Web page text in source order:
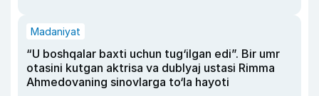
Madaniyat
“U boshqalar baxti uchun tug‘ilgan edi”. Bir umr
otasini kutgan aktrisa va dublyaj ustasi Rimma
Ahmedovaning sinovlarga to‘la hayoti